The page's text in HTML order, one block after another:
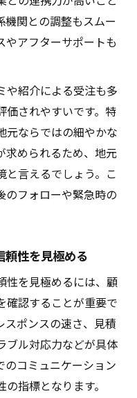
ト工事会社の傾向
られるスキルとは
ラント工事会社
が持つ安心感
保険完備の安心
会社の選び方
事会社の特徴
社のメリット
工事会社の条件
プラント工事会社
会社の特徴
力と信頼性
ント工事会社選び
関との調整もスムー
やアフターサポートも
や紹介による受注も多
価されやすいです。特
元ならではの細やかな
求められるため、地元
と言えるでしょう。こ
のフォローや緊急時の
頼性を見極める
性を見極めるには、顧
確認することが重要で
スポンスの速さ、見積
ブル対応力などが具体
のコミュニケーション
指標となります。